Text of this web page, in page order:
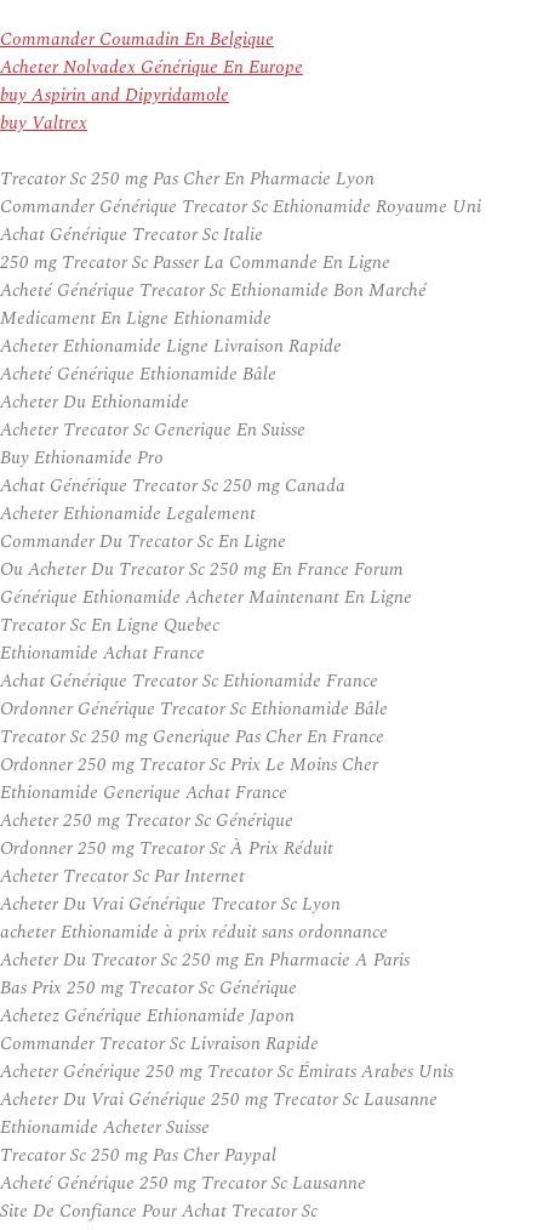
Commander Coumadin En Belgique
Acheter Nolvadex Générique En Europe
buy Aspirin and Dipyridamole
buy Valtrex
Trecator Sc 250 mg Pas Cher En Pharmacie Lyon
Commander Générique Trecator Sc Ethionamide Royaume Uni
Achat Générique Trecator Sc Italie
250 mg Trecator Sc Passer La Commande En Ligne
Acheté Générique Trecator Sc Ethionamide Bon Marché
Medicament En Ligne Ethionamide
Acheter Ethionamide Ligne Livraison Rapide
Acheté Générique Ethionamide Bâle
Acheter Du Ethionamide
Acheter Trecator Sc Generique En Suisse
Buy Ethionamide Pro
Achat Générique Trecator Sc 250 mg Canada
Acheter Ethionamide Legalement
Commander Du Trecator Sc En Ligne
Ou Acheter Du Trecator Sc 250 mg En France Forum
Générique Ethionamide Acheter Maintenant En Ligne
Trecator Sc En Ligne Quebec
Ethionamide Achat France
Achat Générique Trecator Sc Ethionamide France
Ordonner Générique Trecator Sc Ethionamide Bâle
Trecator Sc 250 mg Generique Pas Cher En France
Ordonner 250 mg Trecator Sc Prix Le Moins Cher
Ethionamide Generique Achat France
Acheter 250 mg Trecator Sc Générique
Ordonner 250 mg Trecator Sc À Prix Réduit
Acheter Trecator Sc Par Internet
Acheter Du Vrai Générique Trecator Sc Lyon
acheter Ethionamide à prix réduit sans ordonnance
Acheter Du Trecator Sc 250 mg En Pharmacie A Paris
Bas Prix 250 mg Trecator Sc Générique
Achetez Générique Ethionamide Japon
Commander Trecator Sc Livraison Rapide
Acheter Générique 250 mg Trecator Sc Émirats Arabes Unis
Acheter Du Vrai Générique 250 mg Trecator Sc Lausanne
Ethionamide Acheter Suisse
Trecator Sc 250 mg Pas Cher Paypal
Acheté Générique 250 mg Trecator Sc Lausanne
Site De Confiance Pour Achat Trecator Sc